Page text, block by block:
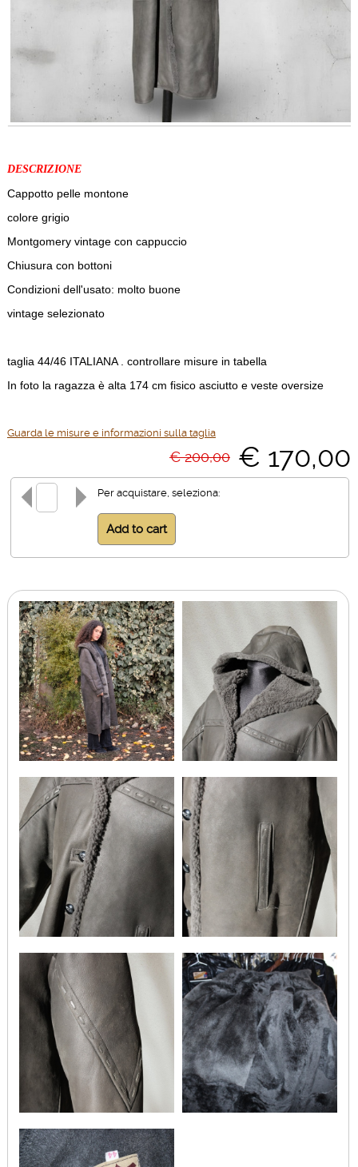
DESCRIZIONE
Cappotto pelle montone
colore grigio
Montgomery vintage con cappuccio
Chiusura con bottoni
Condizioni dell'usato: molto buone
vintage selezionato
taglia 44/46 ITALIANA . controllare misure in tabella
In foto la ragazza è alta 174 cm fisico asciutto e veste oversize
Guarda le misure e informazioni sulla taglia
€ 200,00 € 170,00
Per acquistare, seleziona: